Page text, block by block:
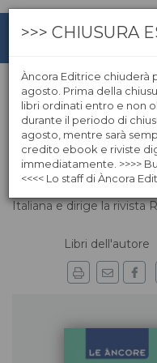
Maria
Maria Marcellina Pedico,
Riparatrici, insegna alla
Italiana e dirige la rivista
Libri dell'autore
>>> CHIUSURA
Àncora Editrice chiuderà
agosto. Prima della
libri ordinati entro e non
durante il periodo di
agosto, mentre sarà
credito ebook e riviste
immediatamente. >>>>
<<<< Lo staff di Àncora